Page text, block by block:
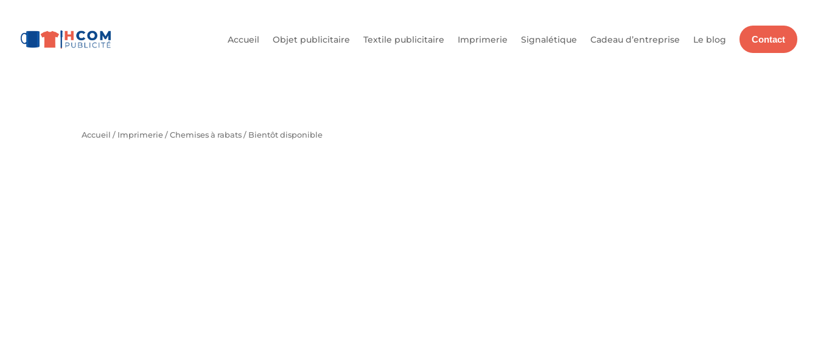
Accueil Objet publicitaire Textile publicitaire Imprimerie Signalétique Cadeau d’entreprise Le blog Contact
Accueil / Imprimerie /Chemises à rabats / Bientôt disponible